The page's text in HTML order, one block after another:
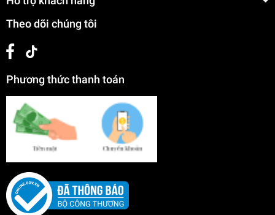
Theo dõi chúng tôi
Phương thức thanh toán